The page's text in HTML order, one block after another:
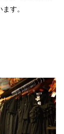
す。